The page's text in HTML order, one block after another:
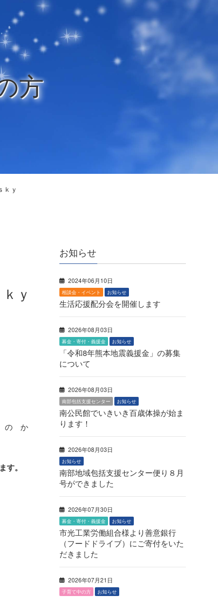
方
ｙ
ｙ
の か
。
お知らせ
2024年06月10日
相談会・イベント お知らせ
生活応援配分会を開催します
2026年08月03日
募金・寄付・義援金 お知らせ
「令和8年熊本地震義援金」の募集
について
2026年08月03日
南部包括支援センター お知らせ
南公民館でいきいき百歳体操が始ま
ります！
2026年08月03日
お知らせ
南部地域包括支援センター便り８月
号ができました
2026年07月30日
募金・寄付・義援金 お知らせ
市光工業労働組合様より善意銀行
（フードドライブ）にご寄付をいた
だきました
2026年07月21日
子育て中の方 お知らせ